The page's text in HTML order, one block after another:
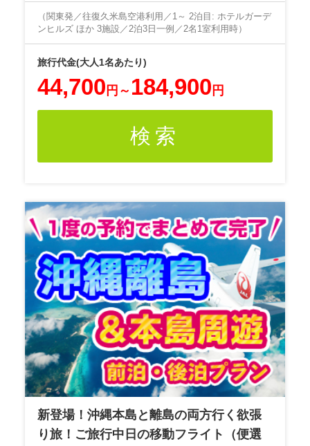
44,700 円 ～ 184,900 円
（関東発／往復久米島空港利用／1～ 2泊目: ホテルガーデ
ンヒルズ ほか 3施設／2泊3日一例／2名1室利用時）
検索
新登場！沖縄本島と離島の両方行く欲張
り旅！ご旅行中日の移動フライト（便選